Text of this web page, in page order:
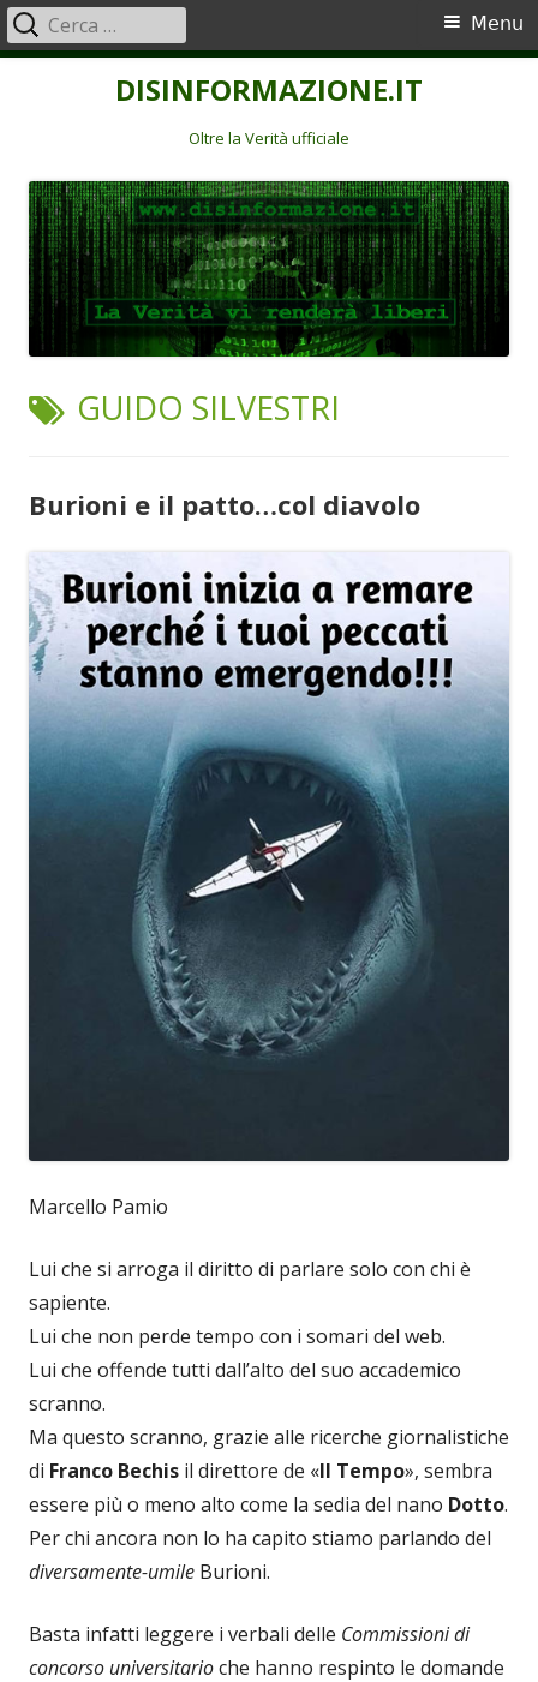
DISINFORMAZIONE.IT
Oltre la Verità ufficiale
Menu
principale
Menu
Ricerca
per:
TAG:
GUIDO SILVESTRI
Burioni e il patto…col diavolo
Marcello Pamio
Lui che si arroga il diritto di parlare solo con chi è
sapiente.
Lui che non perde tempo con i somari del web.
Lui che offende tutti dall’alto del suo accademico
scranno.
Ma questo scranno, grazie alle ricerche giornalistiche
di Franco Bechis il direttore de «Il Tempo», sembra
essere più o meno alto come la sedia del nano Dotto.
Per chi ancora non lo ha capito stiamo parlando del
diversamente-umile Burioni.
Basta infatti leggere i verbali delle Commissioni di
concorso universitarioche hanno respinto le domande